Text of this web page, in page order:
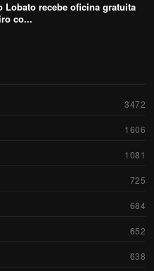
Lobato recebe oficina gratuita
co...
3472
1606
1081
725
684
652
638